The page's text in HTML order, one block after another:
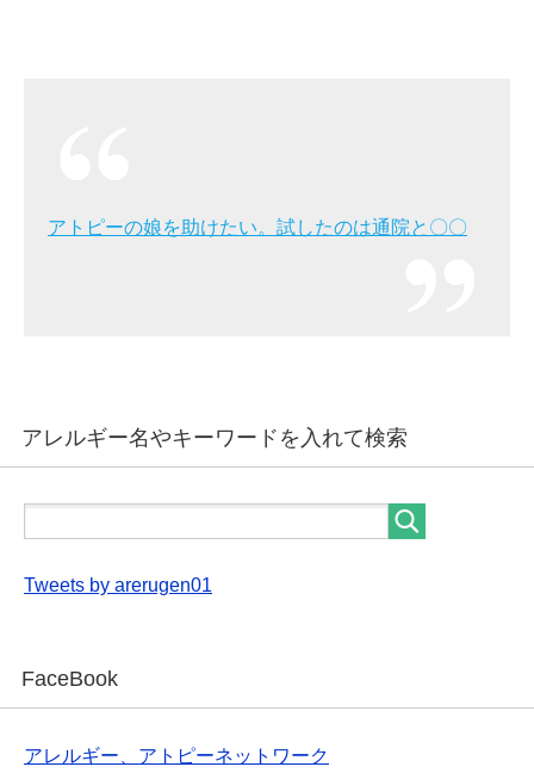
アトピーの娘を助けたい。試したのは通院と〇〇
アレルギー名やキーワードを入れて検索
Tweets by arerugen01
FaceBook
アレルギー、アトピーネットワーク